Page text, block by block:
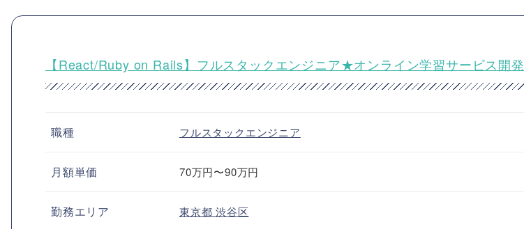
【React/Ruby on Rails】フルスタックエンジニア★オンライン学習サービス開発
職種 フルスタックエンジニア
月額単価 70万円〜90万円
勤務エリア 東京都渋谷区